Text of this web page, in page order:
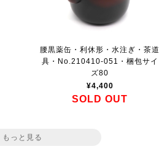
腰黒薬缶・利休形・水注ぎ・茶道
具・No.210410-051・梱包サイ
ズ80
¥4,400
SOLD OUT
もっと見る